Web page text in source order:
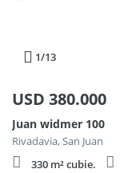
1/13
USD 380.000
Juan widmer 100
Rivadavia, San Juan
330 m² cubie.